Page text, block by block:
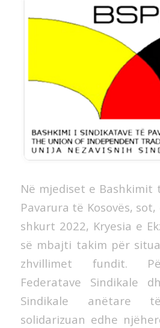
Në mjediset e Bashkimit
Pavarura të Kosovës,
shkurt 2022, Kryesia e
së mbajti takim për
zhvillimet fundit.
Federatave Sindikale
Sindikale anëtare
solidarizuan edhe